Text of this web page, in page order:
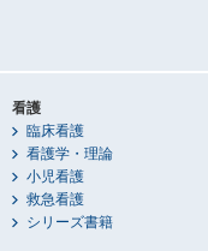
看護
臨床看護
看護学・理論
小児看護
救急看護
シリーズ書籍